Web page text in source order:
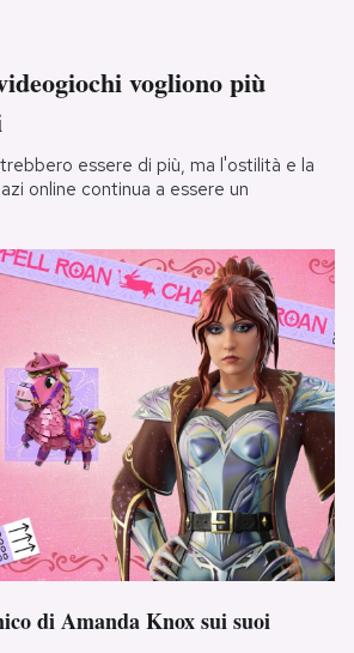
vogliono più
essere di più, ma l'ostilità e la
online continua a essere un
di Amanda Knox sui suoi